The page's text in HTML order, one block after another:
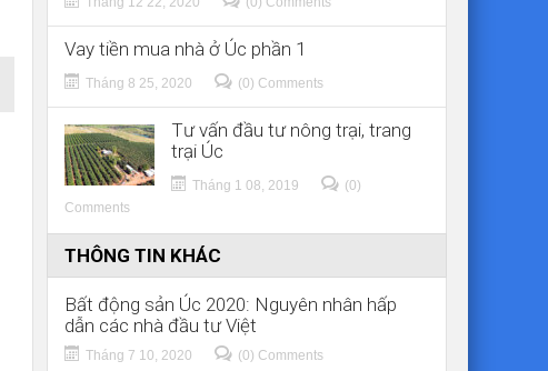
Vay tiền mua nhà ở Úc phần 1
Tháng 8 25, 2020 (0) Comments
Tư vấn đầu tư nông trại, trang
trại Úc
Tháng 1 08, 2019
(0)
Comments
THÔNG TIN KHÁC
Bất động sản Úc 2020: Nguyên nhân hấp
dẫn các nhà đầu tư Việt
Tháng 7 10, 2020 (0) Comments